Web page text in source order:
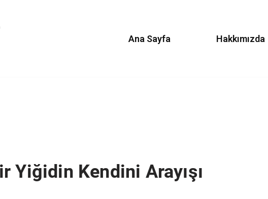
Ana Sayfa Hakkımızda
Yiğidin Kendini Arayışı